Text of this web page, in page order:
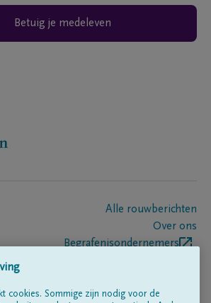
Betuig je medeleven
Alle rouwberichten
Over ons
Begrafenisondernemers
cookies. Sommige zijn nodig voor de